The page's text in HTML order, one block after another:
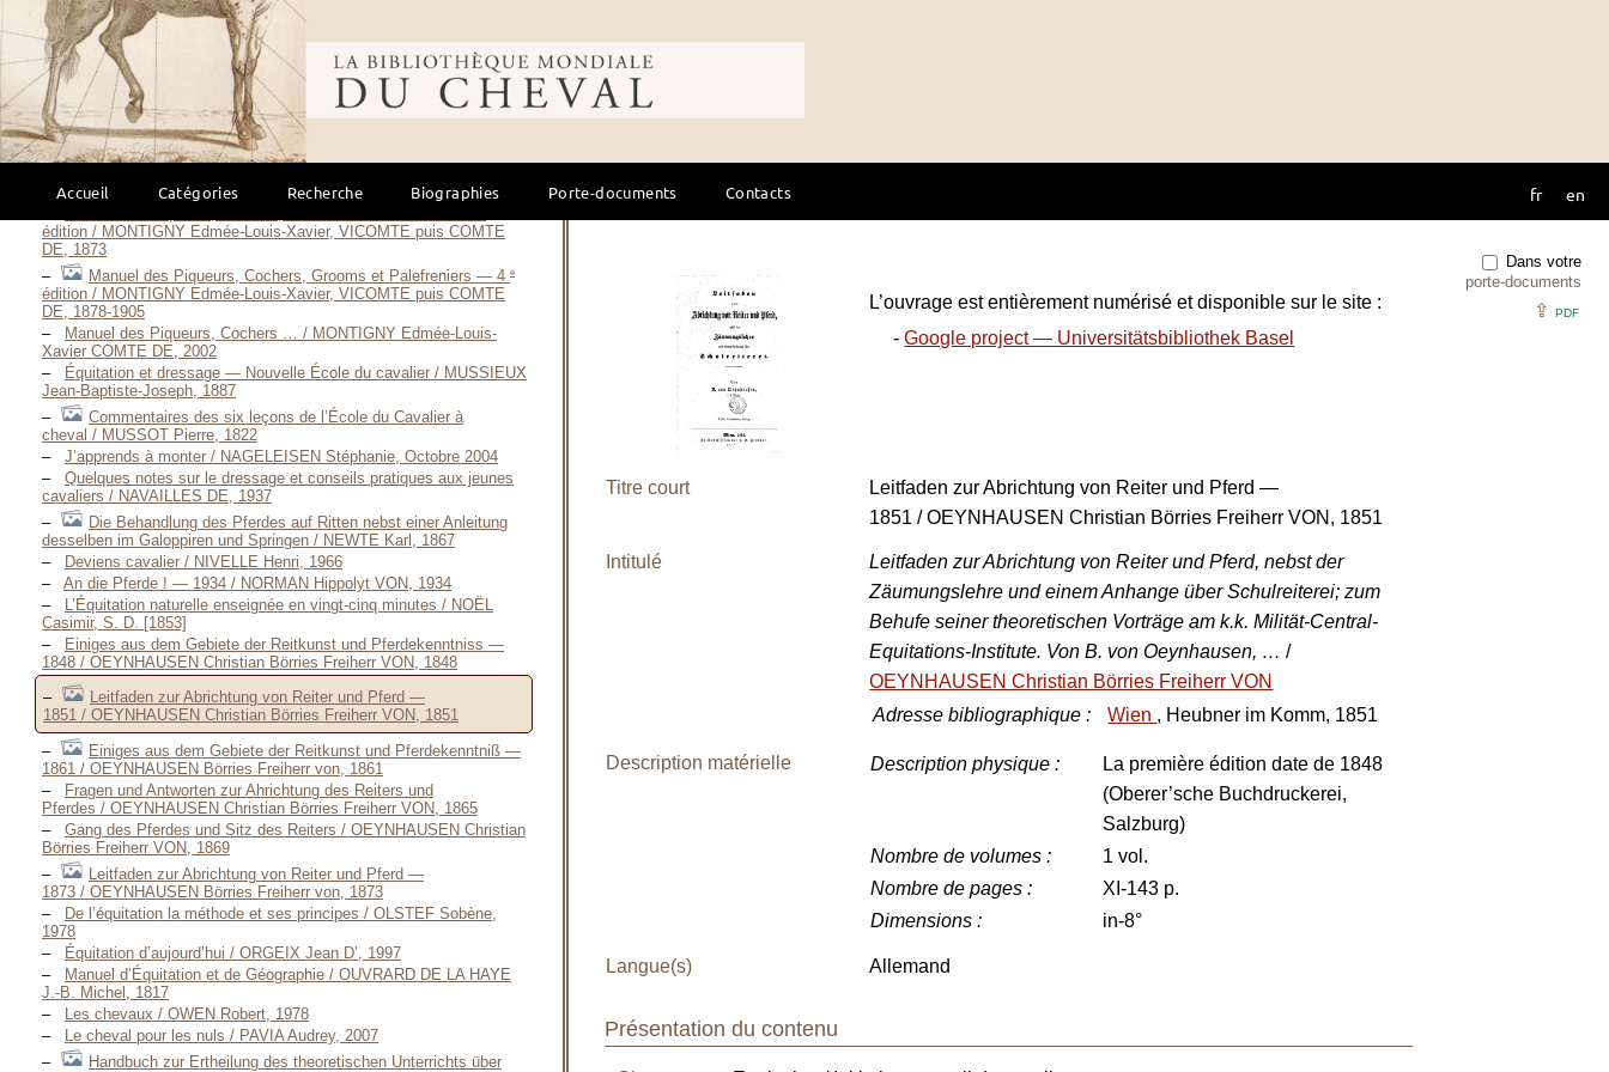
Bibliothèque mondiale du cheval
Accueil Catégories Recherche Biographies Porte-documents Contacts fr en
Populäre Vorlesungen über Reiterei / MONTETON Ludwig Wilhelm
Otto Digeon VON, 1857
Populäre Vorlesungen über Reiterei / MONTETON Ludwig
Wilhelm Otto Digeon VON, 1857
Manuel des Piqueurs, Cochers, Grooms et
Palefreniers / MONTIGNY Edmée-Louis-Xavier, VICOMTE puis
COMTE DE, 1865
Manuel des Piqueurs, Cochers, Grooms et Palefreniers — 2
DE, 1867
édition / MONTIGNY Edmée-Louis-Xavier, VICOMTE puis COMTE
DE, 1873
Manuel des Piqueurs, Cochers, Grooms et Palefreniers — 4 e
édition / MONTIGNY Edmée-Louis-Xavier, VICOMTE puis COMTE
DE, 1878-1905
Manuel des Piqueurs, Cochers … / MONTIGNY Edmée-Louis-
Xavier COMTE DE, 2002
Équitation et dressage — Nouvelle École du cavalier / MUSSIEUX
Jean-Baptiste-Joseph, 1887
Commentaires des six leçons de l’École du Cavalier à
cheval / MUSSOT Pierre, 1822
J’apprends à monter / NAGELEISEN Stéphanie, Octobre 2004
Quelques notes sur le dressage et conseils pratiques aux jeunes
cavaliers / NAVAILLES DE, 1937
Die Behandlung des Pferdes auf Ritten nebst einer Anleitung
desselben im Galoppiren und Springen / NEWTE Karl, 1867
Deviens cavalier / NIVELLE Henri, 1966
An die Pferde ! — 1934 / NORMAN Hippolyt VON, 1934
L’Équitation naturelle enseignée en vingt-cinq minutes / NOËL
Casimir, S. D. [1853]
Einiges aus dem Gebiete der Reitkunst und Pferdekenntniss —
1848 / OEYNHAUSEN Christian Börries Freiherr VON, 1848
Leitfaden zur Abrichtung von Reiter und Pferd —
1851 / OEYNHAUSEN Christian Börries Freiherr VON, 1851
Einiges aus dem Gebiete der Reitkunst und Pferdekenntniß —
1861 / OEYNHAUSEN Börries Freiherr von, 1861
Fragen und Antworten zur Ahrichtung des Reiters und
Pferdes / OEYNHAUSEN Christian Börries Freiherr VON, 1865
Gang des Pferdes und Sitz des Reiters / OEYNHAUSEN Christian
Börries Freiherr VON, 1869
Leitfaden zur Abrichtung von Reiter und Pferd —
1873 / OEYNHAUSEN Börries Freiherr von, 1873
De l’équitation la méthode et ses principes / OLSTEF Sobène,
1978
Équitation d’aujourd’hui / ORGEIX Jean D’, 1997
Manuel d’Équitation et de Géographie / OUVRARD DE LA HAYE
J.-B. Michel, 1817
Les chevaux / OWEN Robert, 1978
Le cheval pour les nuls / PAVIA Audrey, 2007
Handbuch zur Ertheilung des theoretischen Unterrichts über
Dans votre
porte-documents
⇪ PDF
L’ouvrage est entièrement numérisé et disponible sur le site :
-Google project — Universitätsbibliothek Basel
Titre court
Leitfaden zur Abrichtung von Reiter und Pferd —
1851 / OEYNHAUSEN Christian Börries Freiherr VON, 1851
Intitulé
Leitfaden zur Abrichtung von Reiter und Pferd, nebst der
Zäumungslehre und einem Anhange über Schulreiterei; zum
Behufe seiner theoretischen Vorträge am k.k. Milität-Central-
Equitations-Institute. Von B. von Oeynhausen, …/
OEYNHAUSEN Christian Börries Freiherr VON
Adresse bibliographique : Wien , Heubner im Komm, 1851
Description matérielle Description physique :
La première édition date de 1848
(Oberer’sche Buchdruckerei,
Salzburg)
Nombre de volumes :
1 vol.
Nombre de pages :
XI-143 p.
Dimensions : in-8°
Langue(s) Allemand
Présentation du contenu